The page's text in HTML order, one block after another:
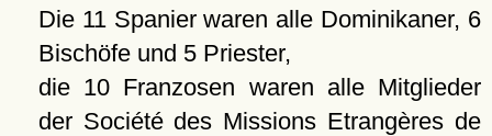
Die 11 Spanier waren alle Dominikaner, 6
Bischöfe und 5 Priester,
die 10 Franzosen waren alle Mitglieder
der Société des Missions Etrangères de